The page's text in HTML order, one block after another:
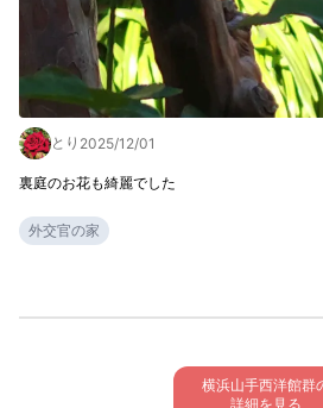
とり 2025/12/01
裏庭のお花も綺麗でした
外交官の家
横浜山手西洋館群
詳細を見る